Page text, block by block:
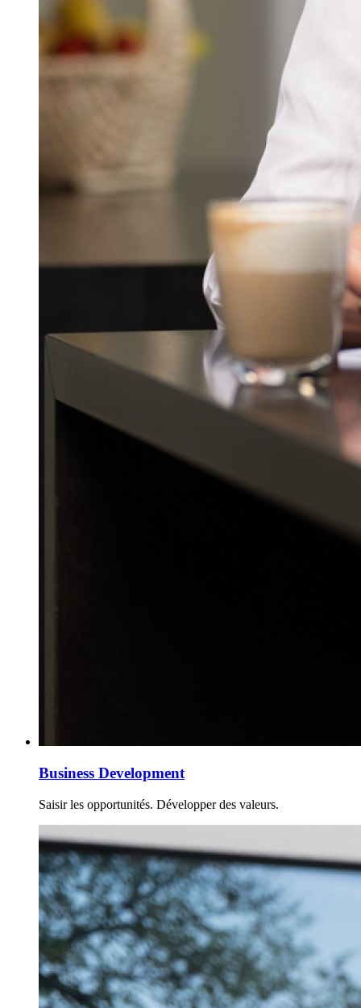
Business Development
Saisir les opportunités. Développer des valeurs.